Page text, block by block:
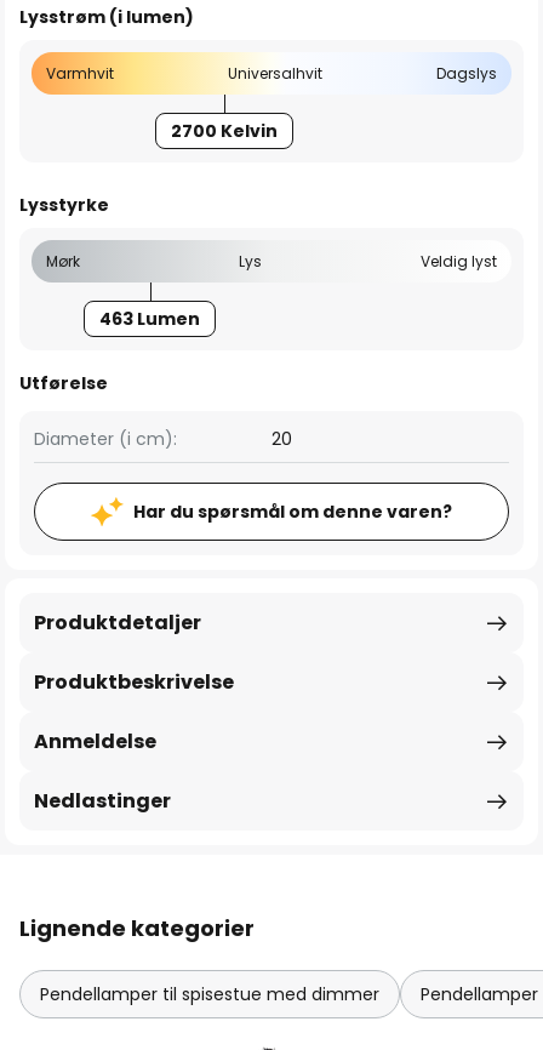
Lysstrøm (i lumen)
Varmhvit Universalhvit Dagslys
2700 Kelvin
Lysstyrke
Mørk Lys Veldig lyst
463 Lumen
Utførelse
Diameter (i cm): 20
Har du spørsmål om denne varen?
Produktbeskrivelse
Produktdetaljer
Anmeldelse
Nedlastinger
Lignende kategorier
Pendellamper til spisestue med dimmer Pendellamper